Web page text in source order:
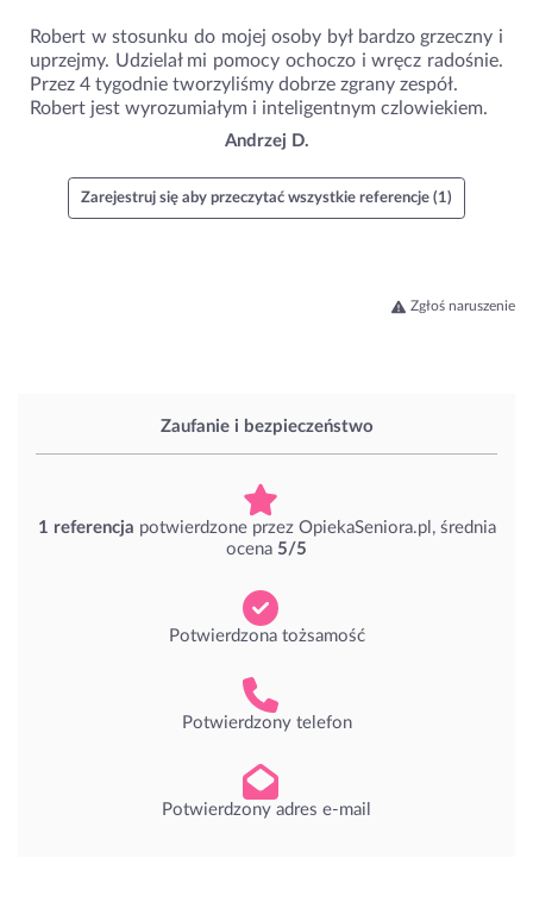
Zaufanie i bezpieczeństwo
1 referencja potwierdzone przez OpiekaSeniora.pl, średnia
ocena 5/5
Potwierdzona tożsamość
Potwierdzony telefon
Potwierdzony adres e-mail
Robert w stosunku do mojej osoby był bardzo grzeczny i
uprzejmy. Udzielał mi pomocy ochoczo i wręcz radośnie.
Przez 4 tygodnie tworzyliśmy dobrze zgrany zespół.
Robert jest wyrozumiałym i inteligentnym czlowiekiem.
Andrzej D.
Zarejestruj się aby przeczytać wszystkie referencje (1)
Zgłoś naruszenie